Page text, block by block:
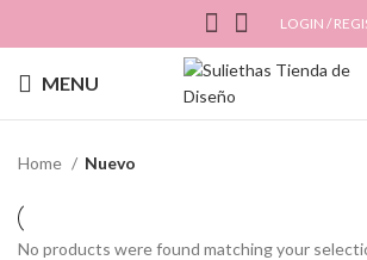
LOGIN /
MENU
Home Nuevo
No products were found matching your